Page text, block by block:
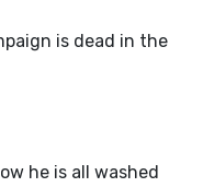
is dead in the
he is all washed